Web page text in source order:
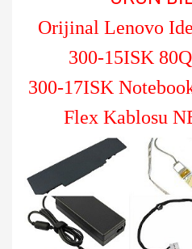
Orijinal Lenovo
300-15ISK
300-17ISK
Flex Kablosu